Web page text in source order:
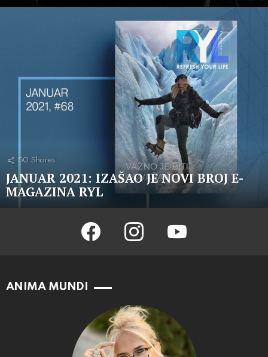
50 Shares
JANUAR 2021: IZAŠAO JE NOVI BROJ E-
MAGAZINA RYL
facebook instagram youtube
ANIMA MUNDI